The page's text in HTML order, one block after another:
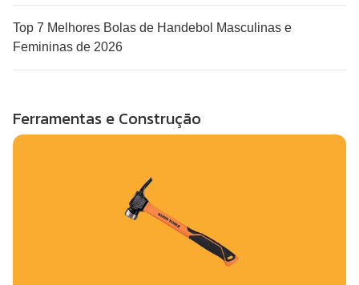
Top 7 Melhores Bolas de Handebol Masculinas e
Femininas de 2026
Ferramentas e Construção